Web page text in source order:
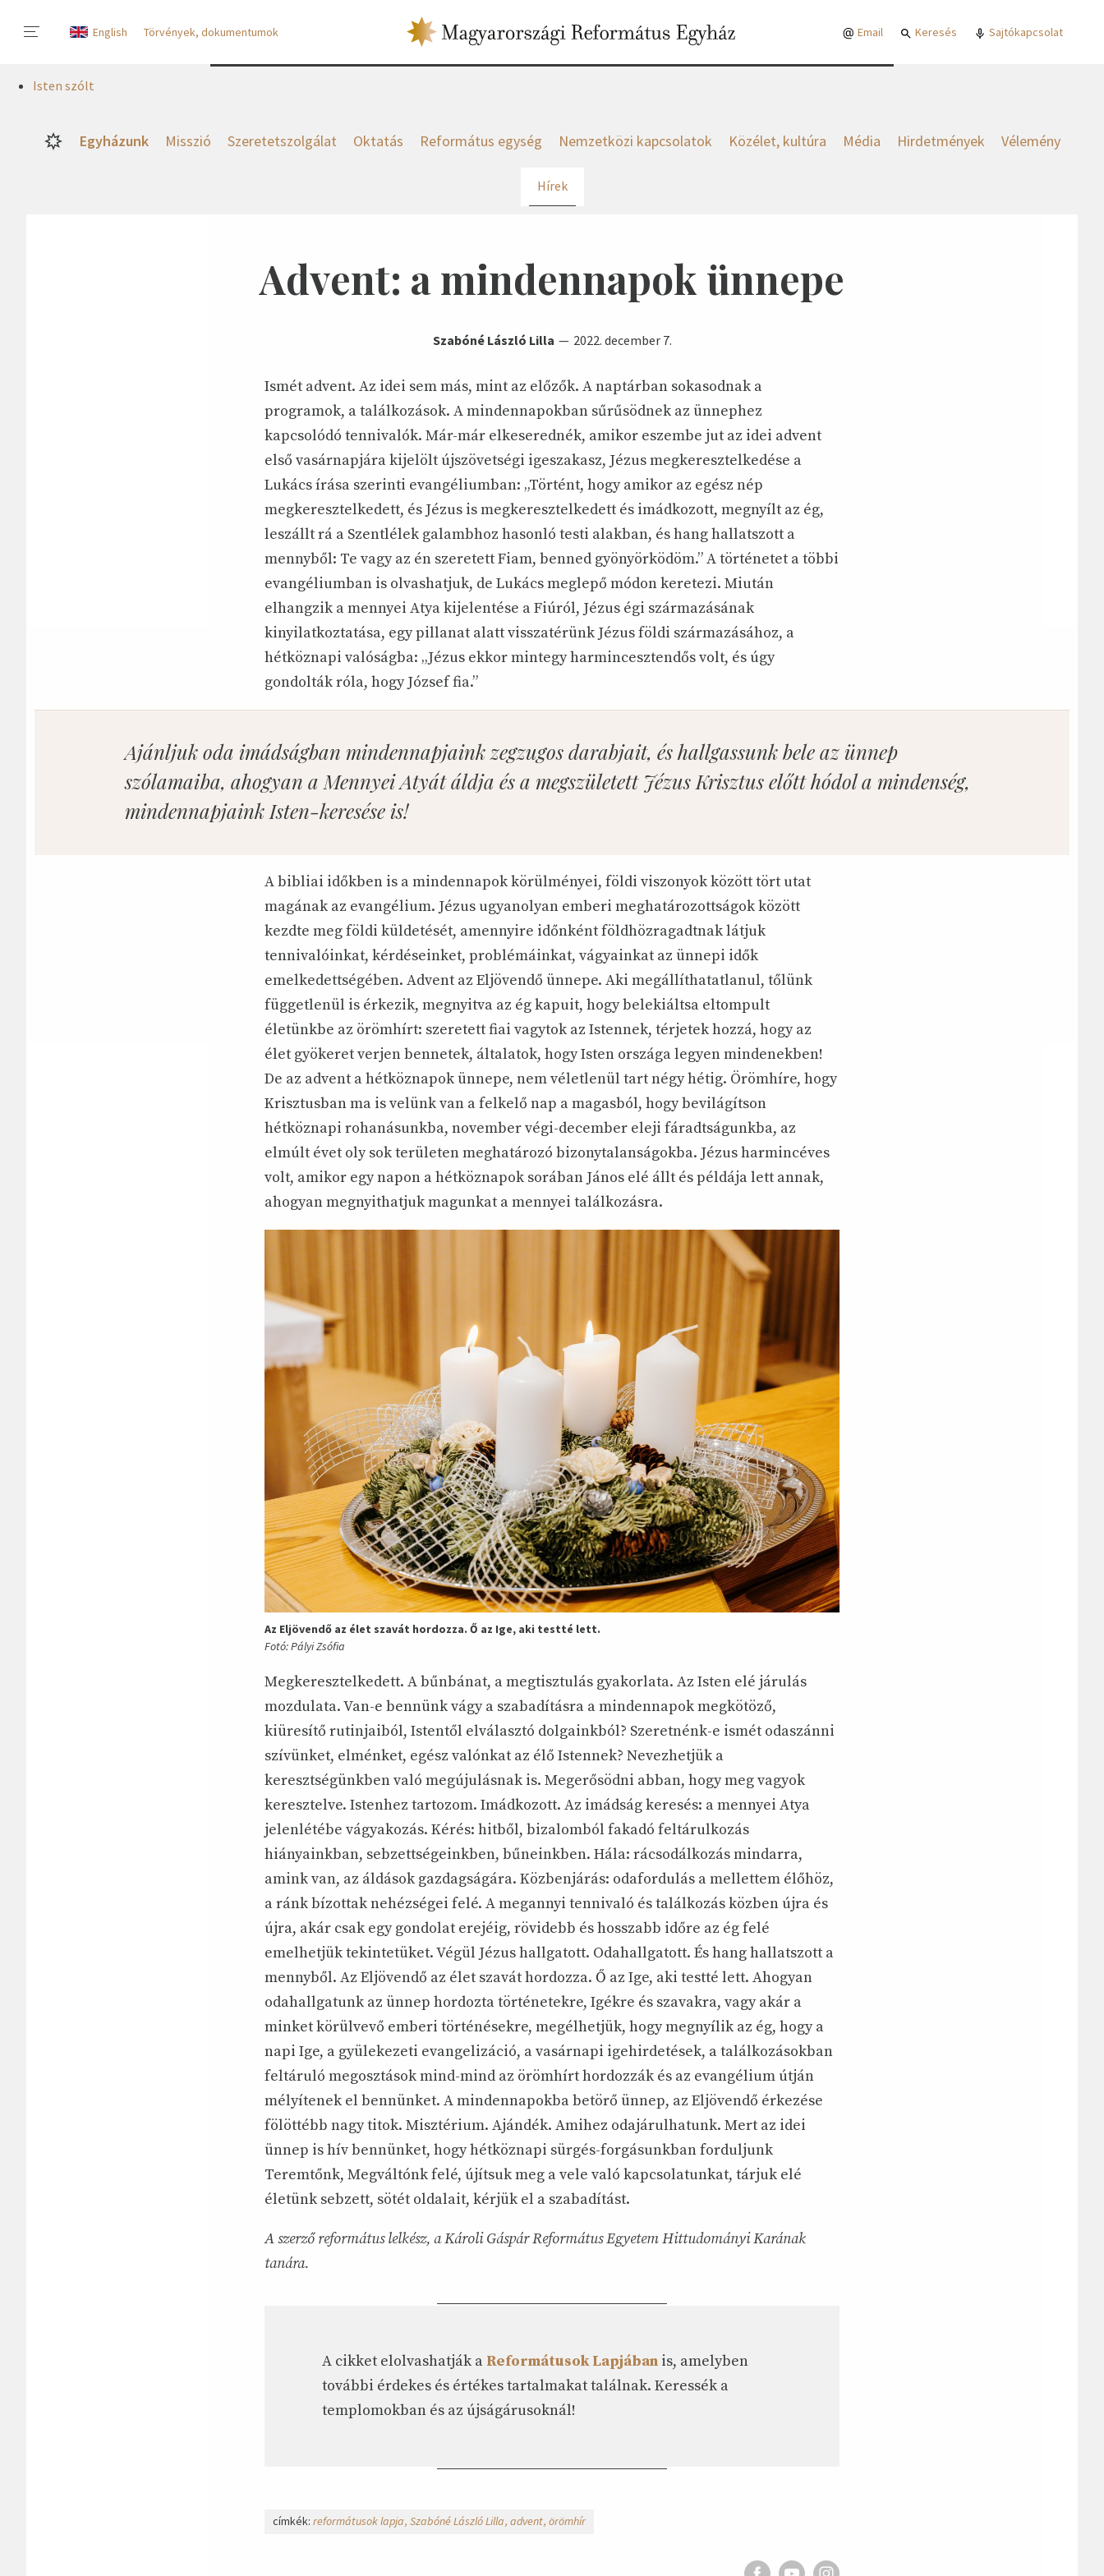
English Törvények, dokumentumok Email Keresés Sajtókapcsolat
Isten szólt
Egyházunk Misszió Szeretetszolgálat Oktatás Református egység Nemzetközi kapcsolatok Közélet, kultúra Média Hirdetmények Vélemény
Hírek
Advent: a mindennapok ünnepe
Szabóné László Lilla 2022. december 7.
Ismét advent. Az idei sem más, mint az előzők. A naptárban sokasodnak a
programok, a találkozások. A mindennapokban sűrűsödnek az ünnephez
kapcsolódó tennivalók. Már-már elkeserednék, amikor eszembe jut az idei advent
első vasárnapjára kijelölt újszövetségi igeszakasz, Jézus megkeresztelkedése a
Lukács írása szerinti evangéliumban: „Történt, hogy amikor az egész nép
megkeresztelkedett, és Jézus is megkeresztelkedett és imádkozott, megnyílt az ég,
leszállt rá a Szentlélek galambhoz hasonló testi alakban, és hang hallatszott a
mennyből: Te vagy az én szeretett Fiam, benned gyönyörködöm.” A történetet a többi
evangéliumban is olvashatjuk, de Lukács meglepő módon keretezi. Miután
elhangzik a mennyei Atya kijelentése a Fiúról, Jézus égi származásának
kinyilatkoztatása, egy pillanat alatt visszatérünk Jézus földi származásához, a
hétköznapi valóságba: „Jézus ekkor mintegy harmincesztendős volt, és úgy
gondolták róla, hogy József fia.”
Ajánljuk oda imádságban mindennapjaink zegzugos darabjait, és hallgassunk bele az ünnep
szólamaiba, ahogyan a Mennyei Atyát áldja és a megszületett Jézus Krisztus előtt hódol a mindenség,
mindennapjaink Isten-keresése is!
A bibliai időkben is a mindennapok körülményei, földi viszonyok között tört utat
magának az evangélium. Jézus ugyanolyan emberi meghatározottságok között
kezdte meg földi küldetését, amennyire időnként földhözragadtnak látjuk
tennivalóinkat, kérdéseinket, problémáinkat, vágyainkat az ünnepi idők
emelkedettségében. Advent az Eljövendő ünnepe. Aki megállíthatatlanul, tőlünk
függetlenül is érkezik, megnyitva az ég kapuit, hogy belekiáltsa eltompult
életünkbe az örömhírt: szeretett fiai vagytok az Istennek, térjetek hozzá, hogy az
élet gyökeret verjen bennetek, általatok, hogy Isten országa legyen mindenekben!
De az advent a hétköznapok ünnepe, nem véletlenül tart négy hétig. Örömhíre, hogy
Krisztusban ma is velünk van a felkelő nap a magasból, hogy bevilágítson
hétköznapi rohanásunkba, november végi-december eleji fáradtságunkba, az
elmúlt évet oly sok területen meghatározó bizonytalanságokba. Jézus harmincéves
volt, amikor egy napon a hétköznapok sorában János elé állt és példája lett annak,
ahogyan megnyithatjuk magunkat a mennyei találkozásra.
Az Eljövendő az élet szavát hordozza. Ő az Ige, aki testté lett.
Fotó: Pályi Zsófia
Megkeresztelkedett. A bűnbánat, a megtisztulás gyakorlata. Az Isten elé járulás
mozdulata. Van-e bennünk vágy a szabadításra a mindennapok megkötöző,
kiüresítő rutinjaiból, Istentől elválasztó dolgainkból? Szeretnénk-e ismét odaszánni
szívünket, elménket, egész valónkat az élő Istennek? Nevezhetjük a
keresztségünkben való megújulásnak is. Megerősödni abban, hogy meg vagyok
keresztelve. Istenhez tartozom. Imádkozott. Az imádság keresés: a mennyei Atya
jelenlétébe vágyakozás. Kérés: hitből, bizalomból fakadó feltárulkozás
hiányainkban, sebzettségeinkben, bűneinkben. Hála: rácsodálkozás mindarra,
amink van, az áldások gazdagságára. Közbenjárás: odafordulás a mellettem élőhöz,
a ránk bízottak nehézségei felé. A megannyi tennivaló és találkozás közben újra és
újra, akár csak egy gondolat erejéig, rövidebb és hosszabb időre az ég felé
emelhetjük tekintetüket. Végül Jézus hallgatott. Odahallgatott. És hang hallatszott a
mennyből. Az Eljövendő az élet szavát hordozza. Ő az Ige, aki testté lett. Ahogyan
odahallgatunk az ünnep hordozta történetekre, Igékre és szavakra, vagy akár a
minket körülvevő emberi történésekre, megélhetjük, hogy megnyílik az ég, hogy a
napi Ige, a gyülekezeti evangelizáció, a vasárnapi igehirdetések, a találkozásokban
feltáruló megosztások mind-mind az örömhírt hordozzák és az evangélium útján
mélyítenek el bennünket. A mindennapokba betörő ünnep, az Eljövendő érkezése
fölöttébb nagy titok. Misztérium. Ajándék. Amihez odajárulhatunk. Mert az idei
ünnep is hív bennünket, hogy hétköznapi sürgés-forgásunkban forduljunk
Teremtőnk, Megváltónk felé, újítsuk meg a vele való kapcsolatunkat, tárjuk elé
életünk sebzett, sötét oldalait, kérjük el a szabadítást.
A szerző református lelkész, a Károli Gáspár Református Egyetem Hittudományi Karának
tanára.
A cikket elolvashatják a Reformátusok Lapjában is, amelyben
további érdekes és értékes tartalmakat találnak. Keressék a
templomokban és az újságárusoknál!
címkék: reformátusok lapja Szabóné László Lilla advent örömhír